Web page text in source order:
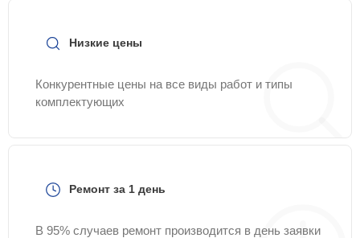
Низкие цены
Конкурентные цены на все виды работ и типы
комплектующих
Ремонт за 1 день
В 95% случаев ремонт производится в день заявки